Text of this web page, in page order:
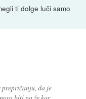
ti dolge luči samo
prepričanju, da je